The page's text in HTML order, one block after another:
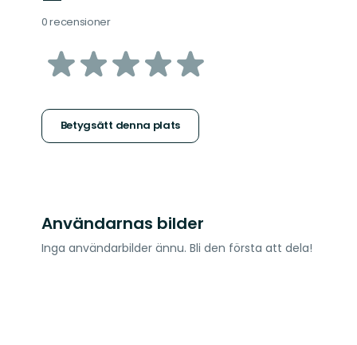
0 recensioner
av
stjärnor
Betygsätt denna plats
Användarnas bilder
Inga användarbilder ännu. Bli den första att dela!